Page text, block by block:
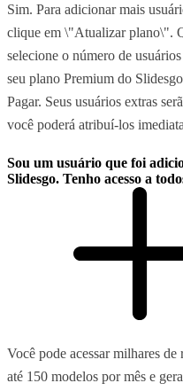
Sim. Para adicionar mais
clique em \"Atualizar plano\".
selecione o número de
seu plano Premium do
Pagar. Seus usuários extras
você poderá atribuí-los
Sou um usuário que foi
Slidesgo. Tenho acesso a
Você pode acessar milhares
até 150 modelos por mês e